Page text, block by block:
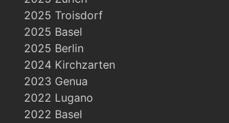
2025 Troisdorf
2025 Basel
2025 Berlin
2024 Kirchzarten
2023 Genua
2022 Lugano
2022 Basel